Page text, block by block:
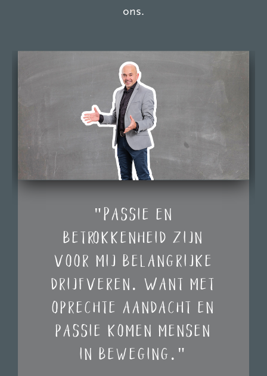
ons.
"Passie en
betrokkenheid zijn
voor mij belangrijke
drijfveren. Want met
oprechte aandacht en
passie komen mensen
in beweging."